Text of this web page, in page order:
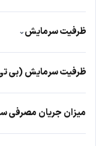
دارد
ندارد
ظرفيت سرمايش⌄
24500
24000
ظرفیت سرمایش (بی
24000
24BTU
میزان جریان مصرفی
11